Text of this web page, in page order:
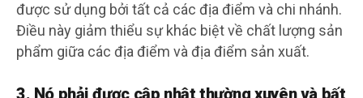
được sử dụng bởi tất cả các địa điểm và chi nhánh.
Điều này giảm thiểu sự khác biệt về chất lượng sản
phẩm giữa các địa điểm và địa điểm sản xuất.
3. Nó phải được cập nhật thường xuyên và bất